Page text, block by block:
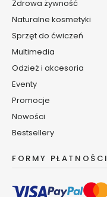
y
i
o
j
i
o
u
t
S
Zdrowa żywność
Naturalne kosmetyki
Sprzęt do ćwiczeń
Multimedia
Odzież i akcesoria
Eventy
Promocje
Nowości
Bestsellery
FORMY PŁATNOŚCI